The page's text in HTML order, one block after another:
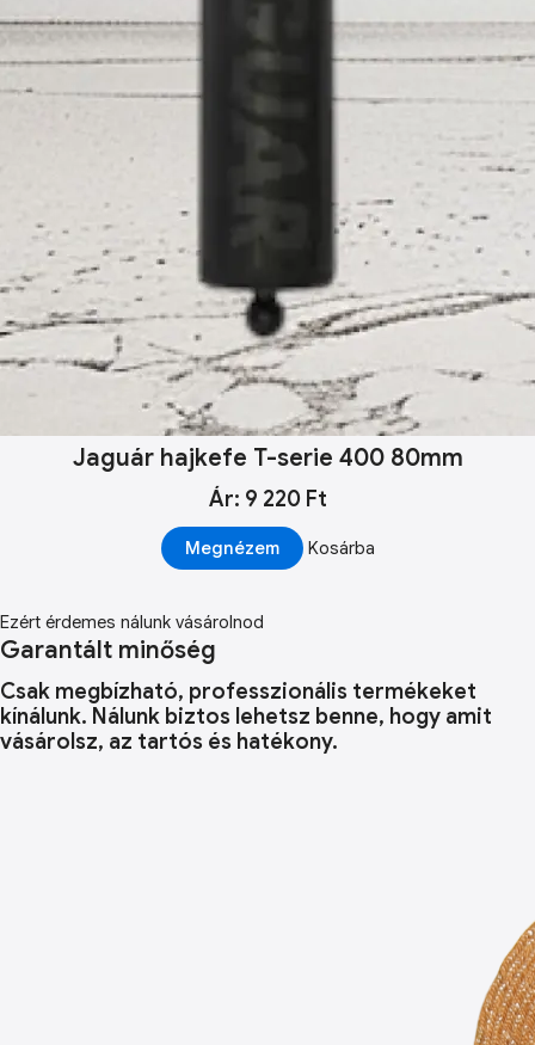
Jaguár hajkefe T-serie 400 80mm
Ár: 9 220 Ft
Megnézem Kosárba
Ezért érdemes nálunk vásárolnod
Garantált minőség
Csak megbízható, professzionális termékeket
kínálunk. Nálunk biztos lehetsz benne, hogy amit
vásárolsz, az tartós és hatékony.